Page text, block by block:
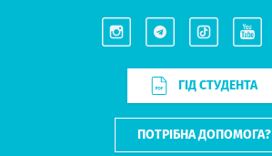
ГІД СТУДЕНТА
ПОТРІБНА ДОПОМОГА?